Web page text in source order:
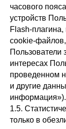
часового
устройств
Flash-
cookie-файлов,
Пользователи
интересах
проведенном
и другие
информация»).
1.5.
только в